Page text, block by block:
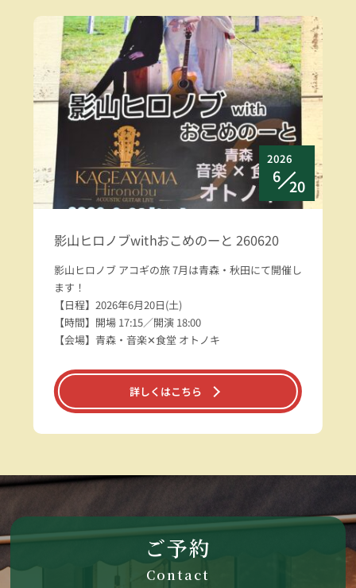
2026
6
20
影山ヒロノブwithおこめのーと 260620
影山ヒロノブ アコギの旅 7月は青森・秋田にて開催し
ます！
【日程】2026年6月20日(土)
【時間】開場 17:15／開演 18:00
【会場】青森・音楽✕食堂 オトノキ
詳しくはこちら
ご予約
Contact